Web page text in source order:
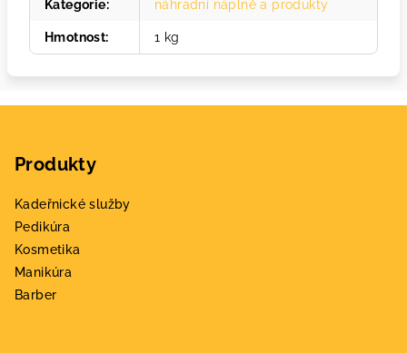
Kategorie: náhradní náplně a produkty
Hmotnost: 1 kg
Produkty
Kadeřnické služby
Pedikúra
Kosmetika
Manikúra
Barber